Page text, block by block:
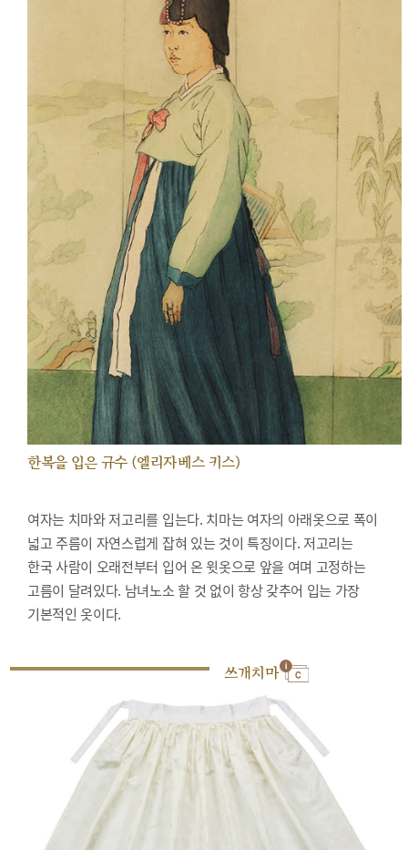
한복을 입은 규수 (엘리자베스 키스)
여자는 치마와 저고리를 입는다. 치마는 여자의 아래옷으로 폭이
넓고 주름이 자연스럽게 잡혀 있는 것이 특징이다. 저고리는
한국 사람이 오래전부터 입어 온 윗옷으로 앞을 여며 고정하는
고름이 달려있다. 남녀노소 할 것 없이 항상 갖추어 입는 가장
기본적인 옷이다.
쓰개치마